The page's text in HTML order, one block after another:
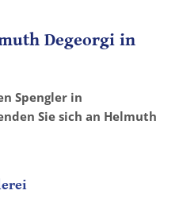
Degeorgi in
Spengler in
Sie sich an Helmuth